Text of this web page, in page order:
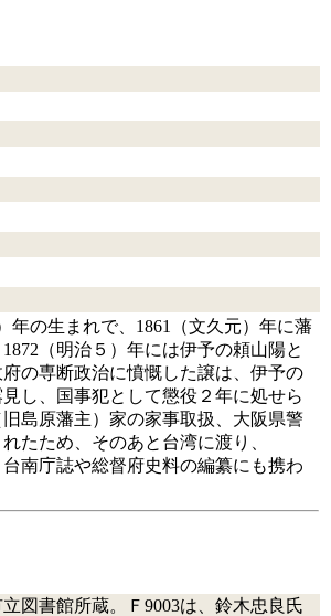
年の生まれで、1861（文久元）年に藩
（明治５）年には伊予の頼山陽と
の専断政治に憤慨した譲は、伊予の
し、国事犯として懲役２年に処せら
島原藩主）家の家事取扱、大阪県警
たため、そのあと台湾に渡り、
南庁誌や総督府史料の編纂にも携わ
図書館所蔵。Ｆ9003は、鈴木忠良氏